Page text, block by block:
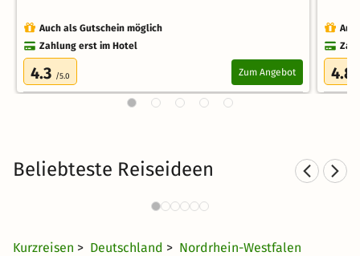
Auch als Gutschein möglich
Zahlung erst im Hotel
4.3 /5.0 Zum Angebot 4.8
Beliebteste Reiseideen
Hotels in der Nähe vom
Kurzreisen > Deutschland > Nordrhein-Westfalen